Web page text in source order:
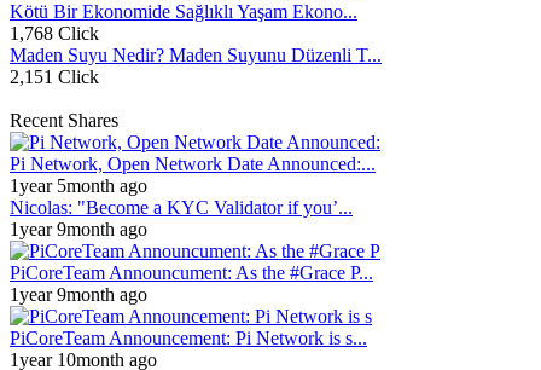
Kötü Bir Ekonomide Sağlıklı Yaşam Ekono...
1,768 Click
Maden Suyu Nedir? Maden Suyunu Düzenli T...
2,151 Click
Recent Shares
Pi Network, Open Network Date Announced:...
1year 5month ago
Nicolas: "Become a KYC Validator if you’...
1year 9month ago
PiCoreTeam Announcument: As the #Grace P...
1year 9month ago
PiCoreTeam Announcement: Pi Network is s...
1year 10month ago